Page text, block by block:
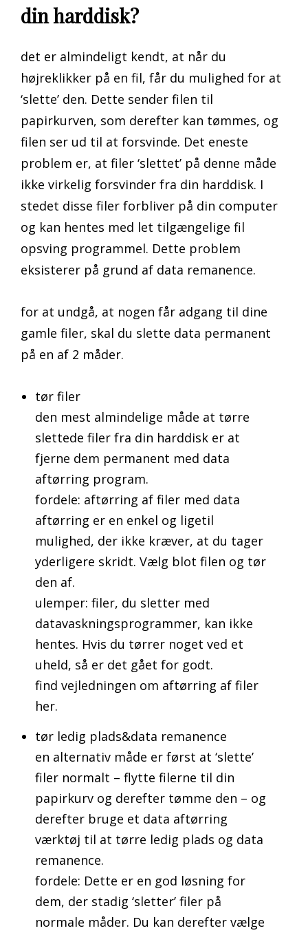
din harddisk?
det er almindeligt kendt, at når du
højreklikker på en fil, får du mulighed for at
‘slette’ den. Dette sender filen til
papirkurven, som derefter kan tømmes, og
filen ser ud til at forsvinde. Det eneste
problem er, at filer ‘slettet’ på denne måde
ikke virkelig forsvinder fra din harddisk. I
stedet disse filer forbliver på din computer
og kan hentes med let tilgængelige fil
opsving programmel. Dette problem
eksisterer på grund af data remanence.
for at undgå, at nogen får adgang til dine
gamle filer, skal du slette data permanent
på en af 2 måder.
tør filer
den mest almindelige måde at tørre
slettede filer fra din harddisk er at
fjerne dem permanent med data
aftørring program.
fordele: aftørring af filer med data
aftørring er en enkel og ligetil
mulighed, der ikke kræver, at du tager
yderligere skridt. Vælg blot filen og tør
den af.
ulemper: filer, du sletter med
datavaskningsprogrammer, kan ikke
hentes. Hvis du tørrer noget ved et
uheld, så er det gået for godt.
find vejledningen om aftørring af filer
her.
tør ledig plads&data remanence
en alternativ måde er først at ‘slette’
filer normalt – flytte filerne til din
papirkurv og derefter tømme den – og
derefter bruge et data aftørring
værktøj til at tørre ledig plads og data
remanence.
fordele: Dette er en god løsning for
dem, der stadig ‘sletter’ filer på
normale måder. Du kan derefter vælge